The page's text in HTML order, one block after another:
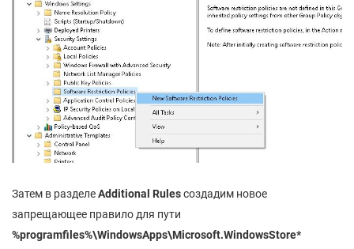
Затем в разделеAdditional Rulesсоздадим новое
запрещающее правило для пути
%programfiles%\WindowsApps\Microsoft.WindowsStore*